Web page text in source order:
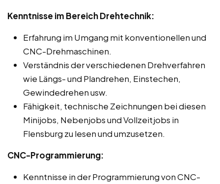
Kenntnisse im Bereich Drehtechnik:
Erfahrung im Umgang mit konventionellen und
CNC-Drehmaschinen.
Verständnis der verschiedenen Drehverfahren
wie Längs- und Plandrehen, Einstechen,
Gewindedrehen usw.
Fähigkeit, technische Zeichnungen bei diesen
Minijobs, Nebenjobs und Vollzeitjobs in
Flensburg zu lesen und umzusetzen.
CNC-Programmierung:
Kenntnisse in der Programmierung von CNC-